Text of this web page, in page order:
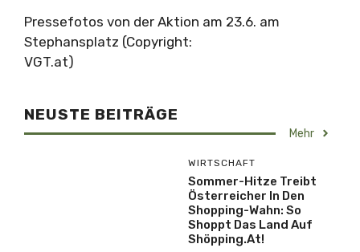
Pressefotos von der Aktion am 23.6. am
Stephansplatz (Copyright:
VGT.at)
NEUSTE BEITRÄGE
Mehr
WIRTSCHAFT
Sommer-Hitze Treibt
Österreicher In Den
Shopping-Wahn: So
Shoppt Das Land Auf
Shöpping.at!